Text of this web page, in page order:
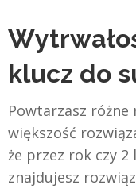
klucz do
Powtarzasz różne
większość
że przez rok czy
znajdujesz